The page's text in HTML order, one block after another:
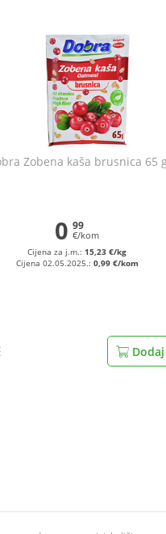
Zobena kaša brusnica 65
0 99
€/kom
Cijena za j.m.:15,23 €/kg
Cijena 02.05.2025.: 0,99 €/kom
Dodaj